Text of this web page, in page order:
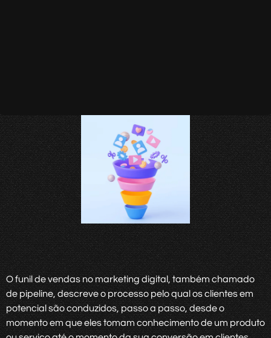
O funil de vendas no marketing digital, também chamado
de pipeline, descreve o processo pelo qual os clientes em
potencial são conduzidos, passo a passo, desde o
momento em que eles tomam conhecimento de um produto